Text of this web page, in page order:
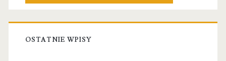
OSTATNIE WPISY